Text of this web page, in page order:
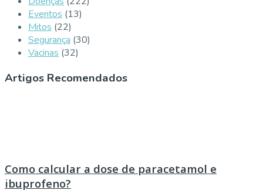
Eventos (13)
Mitos (22)
Segurança (30)
Vacinas (32)
Artigos Recomendados
Como calcular a dose de paracetamol e
ibuprofeno?